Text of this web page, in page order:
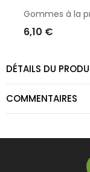
Gommes à la
6,10 €
DÉTAILS DU
COMMENTAIRES